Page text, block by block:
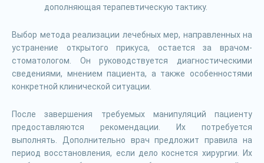
дополняющая терапевтическую тактику.
Выбор метода реализации лечебных мер, направленных на
устранение открытого прикуса, остается за врачом-
стоматологом. Он руководствуется диагностическими
сведениями, мнением пациента, а также особенностями
конкретной клинической ситуации.
После завершения требуемых манипуляций пациенту
предоставляются рекомендации. Их потребуется
выполнять. Дополнительно врач предложит правила на
период восстановления, если дело коснется хирургии. Их